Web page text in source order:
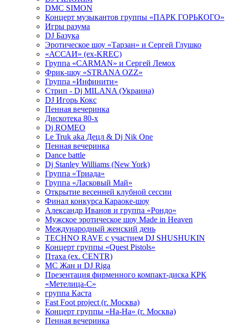
DMC SIMON
Концерт музыкантов группы «ПАРК ГОРЬКОГО»
Игры разума
DJ Базука
Эротическое шоу «Тарзан» и Сергей Глушко
«АССАИ» (ex-KREC)
Группа «CARMAN» и Сергей Лемох
Фрик-шоу «STRANA OZZ»
Группа «Инфинити»
Стрип - Dj MILANA (Украина)
DJ Игорь Кокс
Пенная вечеринка
Дискотека 80-х
Dj ROMEO
Le Truk aka Децл & Dj Nik One
Пенная вечеринка
Dance battle
Dj Stanley Williams (New York)
Группа «Триада»
Группа «Ласковый Май»
Открытие весенней клубной сессии
Финал конкурса Караоке-шоу
Александр Иванов и группа «Рондо»
Мужское эротическое шоу Made in Heaven
Международный женский день
TECHNO RAVE с участием DJ SHUSHUKIN
Концерт группы «Quest Pistols»
Птаха (ex. CENTR)
МС Жан и DJ Riga
Презентация фирменного компакт-диска КРК
«Метелица-С»
группа Каста
Fast Foot project (г. Москва)
Концерт группы «На-На» (г. Москва)
Пенная вечеринка